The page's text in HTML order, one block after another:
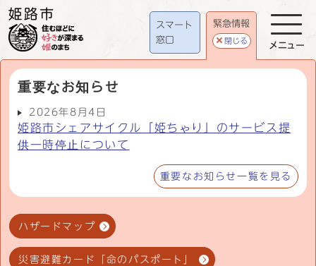
スマート
窓口
緊急情報
閉じる
重要なお知らせ
2026年8月4日
姫路市シェアサイクル「姫ちゃり」のサービス提
供一時停止について
重要なお知らせ一覧を見る
ハザードマップ
災害避難カード「命のパスポート」
メニュー